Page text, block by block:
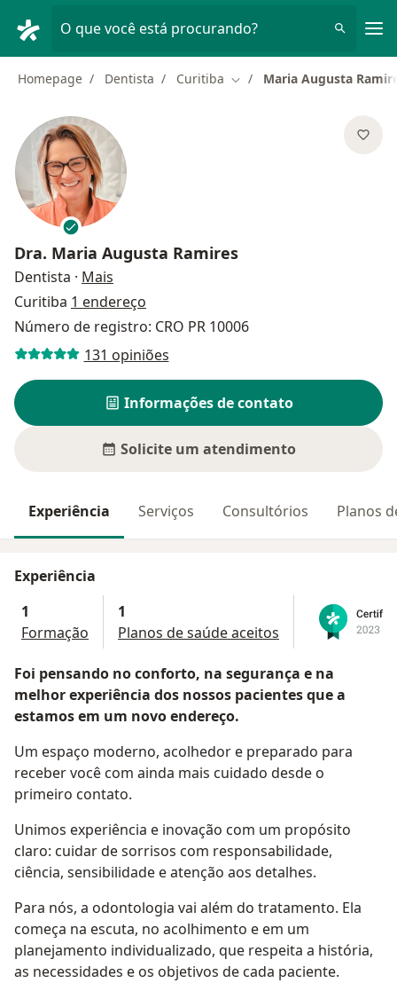
O que você está procurando?
Homepage Dentista Curitiba Mudar de cidade
Maria Augusta
Dra. Maria Augusta Ramires
Dentista · Mais
Curitiba 1 endereço
Número de registro: CRO PR 10006
131 opiniões
Informações de contato
Solicite um atendimento
Experiência Serviços Consultórios Planos
Experiência
1
Formação
1
Planos de saúde aceitos
Foi pensando no conforto, na segurança e na
melhor experiência dos nossos pacientes que a
estamos em um novo endereço.
Um espaço moderno, acolhedor e preparado para
receber você com ainda mais cuidado desde o
primeiro contato.
Unimos experiência e inovação com um propósito
claro: cuidar de sorrisos com responsabilidade,
ciência, sensibilidade e atenção aos detalhes.
Para nós, a odontologia vai além do tratamento. Ela
começa na escuta, no acolhimento e em um
planejamento individualizado, que respeita a história,
as necessidades e os objetivos de cada paciente.